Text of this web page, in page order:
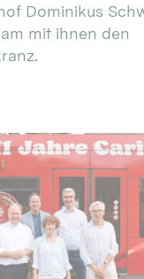
Dominikus
mit ihnen den